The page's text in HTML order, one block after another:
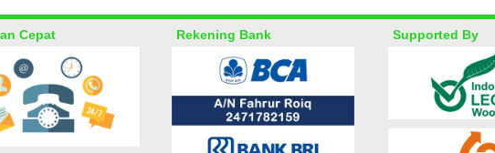
Cepat Rekening Bank Supported By